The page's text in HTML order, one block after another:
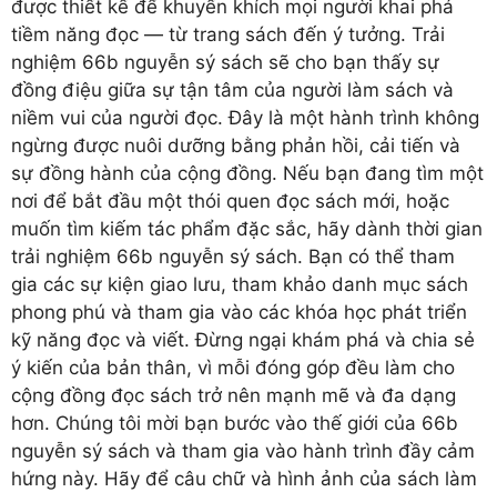
được thiết kế để khuyến khích mọi người khai phá
tiềm năng đọc — từ trang sách đến ý tưởng. Trải
nghiệm 66b nguyễn sý sách sẽ cho bạn thấy sự
đồng điệu giữa sự tận tâm của người làm sách và
niềm vui của người đọc. Đây là một hành trình không
ngừng được nuôi dưỡng bằng phản hồi, cải tiến và
sự đồng hành của cộng đồng. Nếu bạn đang tìm một
nơi để bắt đầu một thói quen đọc sách mới, hoặc
muốn tìm kiếm tác phẩm đặc sắc, hãy dành thời gian
trải nghiệm 66b nguyễn sý sách. Bạn có thể tham
gia các sự kiện giao lưu, tham khảo danh mục sách
phong phú và tham gia vào các khóa học phát triển
kỹ năng đọc và viết. Đừng ngại khám phá và chia sẻ
ý kiến của bản thân, vì mỗi đóng góp đều làm cho
cộng đồng đọc sách trở nên mạnh mẽ và đa dạng
hơn. Chúng tôi mời bạn bước vào thế giới của 66b
nguyễn sý sách và tham gia vào hành trình đầy cảm
hứng này. Hãy để câu chữ và hình ảnh của sách làm